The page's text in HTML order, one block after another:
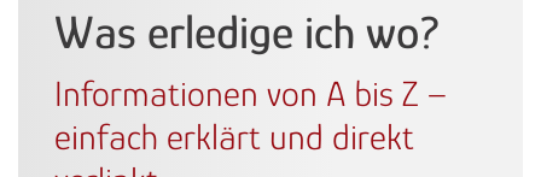
Was erledige ich wo?
Informationen von A bis Z –
einfach erklärt und direkt